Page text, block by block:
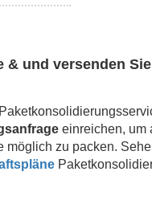
& und versenden
einreichen, um
möglich zu packen.